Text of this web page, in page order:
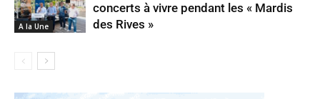
A la Une
concerts à vivre pendant les « Mardis
des Rives »